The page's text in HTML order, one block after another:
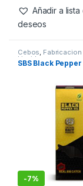
Añadir a lista
deseos
Cebos,
Liquidos
SBS Black
-7%